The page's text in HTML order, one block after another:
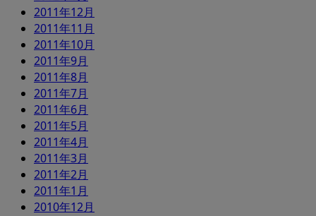
2011年12月
2011年11月
2011年10月
2011年9月
2011年8月
2011年7月
2011年6月
2011年5月
2011年4月
2011年3月
2011年2月
2011年1月
2010年12月